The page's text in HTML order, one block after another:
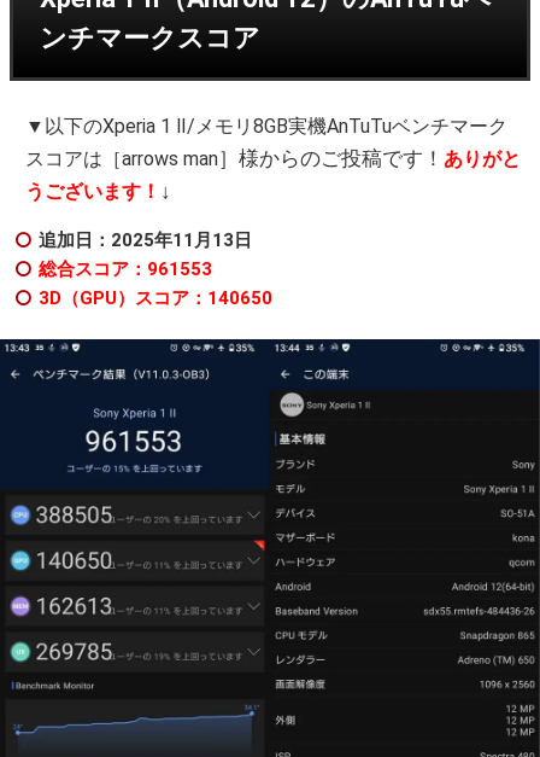
ンチマークスコア
▼以下のXperia 1 Ⅱ/メモリ8GB実機AnTuTuベンチマーク
スコアは［arrows man］様からのご投稿です！ ありがと
うございます！ ↓
追加日：2025年11月13日
総合スコア：961553
3D（GPU）スコア：140650